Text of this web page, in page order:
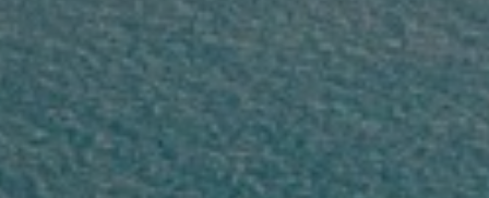
Visite virtuelle